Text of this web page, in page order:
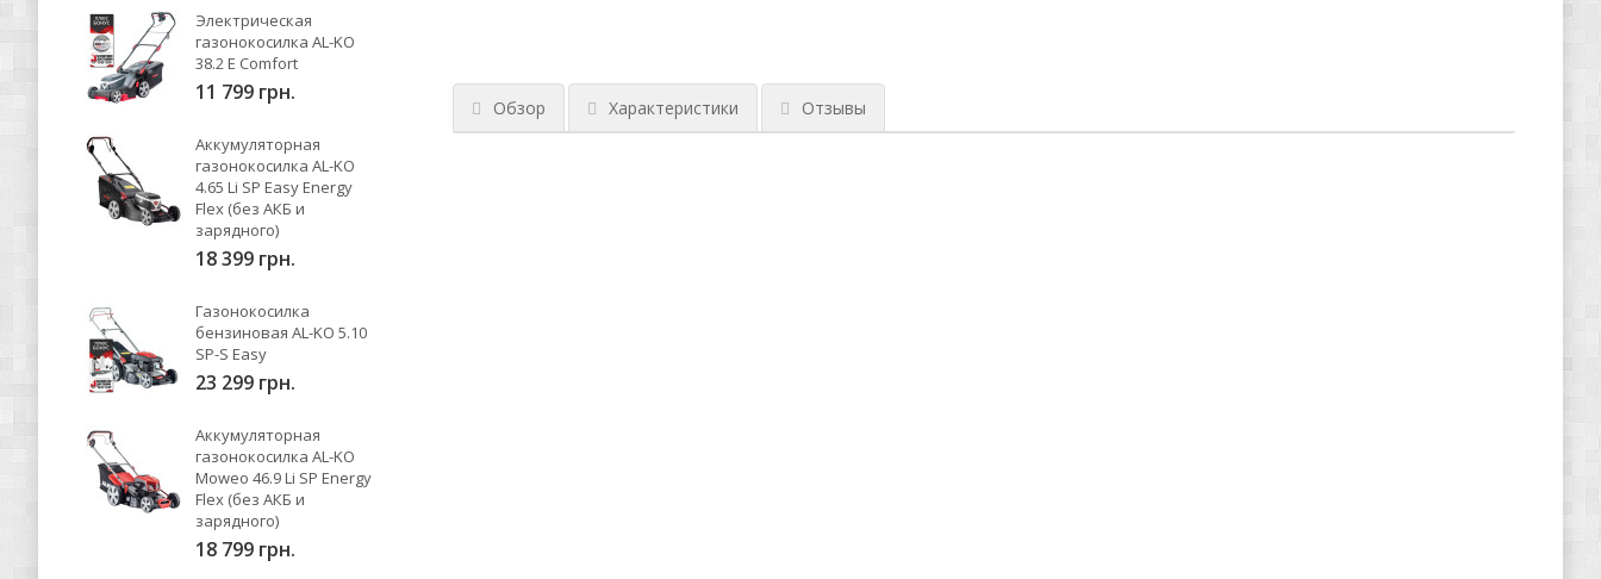
Обзор Характеристики Отзывы
Электрическая
газонокосилка AL-KO
38.2 E Comfort
11 799 грн.
Аккумуляторная
газонокосилка AL-KO
4.65 Li SP Easy Energy
Flex (без АКБ и
зарядного)
18 399 грн.
Газонокосилка
бензиновая AL-KO 5.10
SP-S Easy
23 299 грн.
Аккумуляторная
газонокосилка AL-KO
Moweo 46.9 Li SP Energy
Flex (без АКБ и
зарядного)
18 799 грн.